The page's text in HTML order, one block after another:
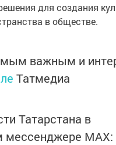
для создания
в обществе.
важным и
Татмедиа
Татарстана в
мессенджере MАХ: